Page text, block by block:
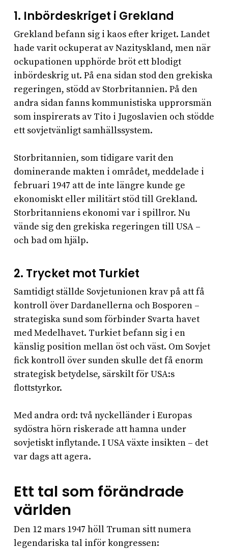
1. Inbördeskriget i Grekland
Grekland befann sig i kaos efter kriget. Landet
hade varit ockuperat av Nazityskland, men när
ockupationen upphörde bröt ett blodigt
inbördeskrig ut. På ena sidan stod den grekiska
regeringen, stödd av Storbritannien. På den
andra sidan fanns kommunistiska upprorsmän
som inspirerats av Tito i Jugoslavien och stödde
ett sovjetvänligt samhällssystem.
Storbritannien, som tidigare varit den
dominerande makten i området, meddelade i
februari 1947 att de inte längre kunde ge
ekonomiskt eller militärt stöd till Grekland.
Storbritanniens ekonomi var i spillror. Nu
vände sig den grekiska regeringen till USA –
och bad om hjälp.
2. Trycket mot Turkiet
Samtidigt ställde Sovjetunionen krav på att få
kontroll över Dardanellerna och Bosporen –
strategiska sund som förbinder Svarta havet
med Medelhavet. Turkiet befann sig i en
känslig position mellan öst och väst. Om Sovjet
fick kontroll över sunden skulle det få enorm
strategisk betydelse, särskilt för USA:s
flottstyrkor.
Med andra ord: två nyckelländer i Europas
sydöstra hörn riskerade att hamna under
sovjetiskt inflytande. I USA växte insikten – det
var dags att agera.
Ett tal som förändrade
världen
Den 12 mars 1947 höll Truman sitt numera
legendariska tal inför kongressen: